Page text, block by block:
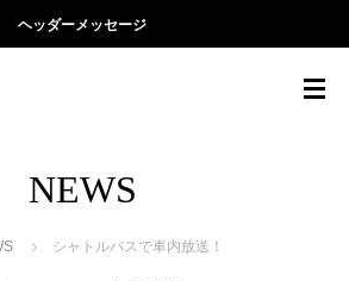
ヘッダーメッセージ
NEWS
シャトルバスで車内放送！